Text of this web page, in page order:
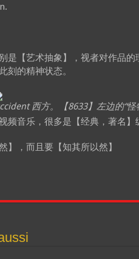
是【艺术抽象】，视者对作品的
刻的精神状态。
西方。【8633】左边的“怪
频音乐，很多是【经典，著名】
】，而且要【知其所以然】